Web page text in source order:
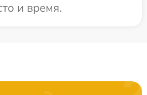
и время.